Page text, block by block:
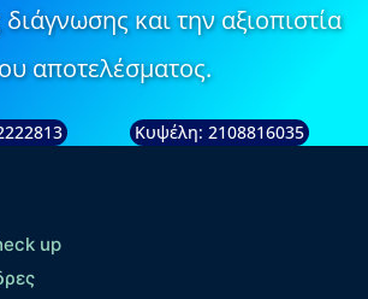
και την αξιοπιστία
αποτελέσματος.
Κυψέλη: 2108816035
up